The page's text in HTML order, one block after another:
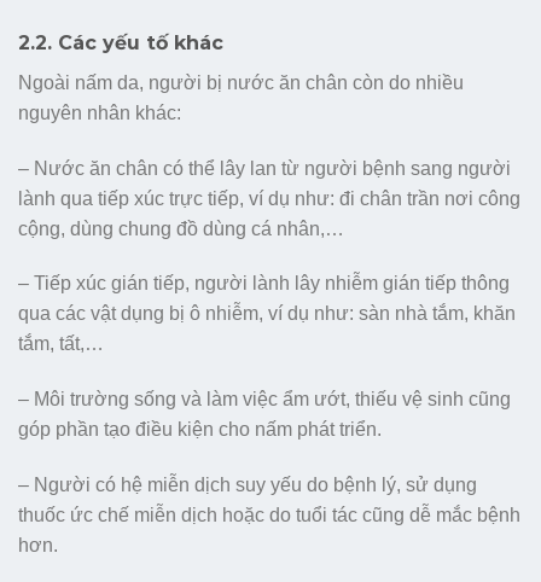
2.2. Các yếu tố khác
Ngoài nấm da, người bị nước ăn chân còn do nhiều
nguyên nhân khác:
– Nước ăn chân có thể lây lan từ người bệnh sang người
lành qua tiếp xúc trực tiếp, ví dụ như: đi chân trần nơi công
cộng, dùng chung đồ dùng cá nhân,…
– Tiếp xúc gián tiếp, người lành lây nhiễm gián tiếp thông
qua các vật dụng bị ô nhiễm, ví dụ như: sàn nhà tắm, khăn
tắm, tất,…
– Môi trường sống và làm việc ẩm ướt, thiếu vệ sinh cũng
góp phần tạo điều kiện cho nấm phát triển.
– Người có hệ miễn dịch suy yếu do bệnh lý, sử dụng
thuốc ức chế miễn dịch hoặc do tuổi tác cũng dễ mắc bệnh
hơn.